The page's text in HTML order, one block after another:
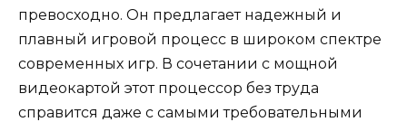
превосходно. Он предлагает надежный и
плавный игровой процесс в широком спектре
современных игр. В сочетании с мощной
видеокартой этот процессор без труда
справится даже с самыми требовательными